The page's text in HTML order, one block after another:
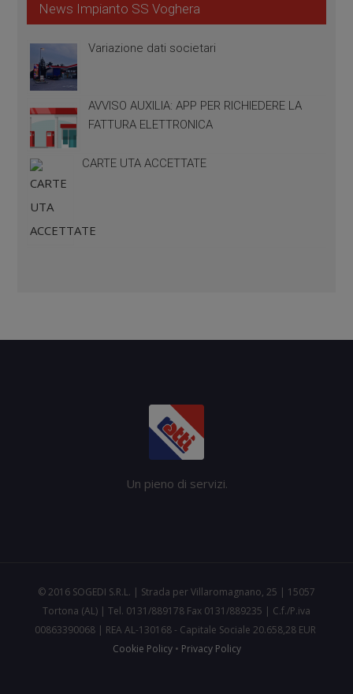
News Impianto SS Voghera
Variazione dati societari
AVVISO AUXILIA: APP PER RICHIEDERE LA
FATTURA ELETTRONICA
CARTE UTA ACCETTATE
Un pieno di servizi.
© 2016 SOGEDI S.R.L. | Strada per Villaromagnano, 25 | 15057
Tortona (AL) | Tel. 0131/889178 Fax 0131/889235 | C.f./P.iva
00863390068 | REA AL-130168 - Capitale Sociale 20.658,28 EUR
Cookie Policy• Privacy Policy